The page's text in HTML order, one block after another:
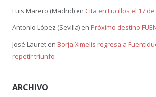
Luis Marero (Madrid)en Cita en Lucillos el 17
Antonio López (Sevilla)en Próximo destino
José Laureten Borja Ximelis regresa a
repetir triunfo
ARCHIVO